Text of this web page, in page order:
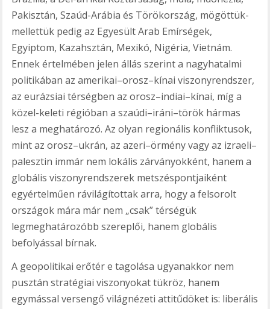
Pakisztán, Szaúd-Arábia és Törökország, mögöttük-
mellettük pedig az Egyesült Arab Emírségek,
Egyiptom, Kazahsztán, Mexikó, Nigéria, Vietnám.
Ennek értelmében jelen állás szerint a nagyhatalmi
politikában az amerikai–orosz–kínai viszonyrendszer,
az eurázsiai térségben az orosz–indiai–kínai, míg a
közel-keleti régióban a szaúdi–iráni–török hármas
lesz a meghatározó. Az olyan regionális konfliktusok,
mint az orosz–ukrán, az azeri–örmény vagy az izraeli–
palesztin immár nem lokális zárványokként, hanem a
globális viszonyrendszerek metszéspontjaiként
egyértelműen rávilágítottak arra, hogy a felsorolt
országok mára már nem „csak” térségük
legmeghatározóbb szereplői, hanem globális
befolyással bírnak.
A geopolitikai erőtér e tagolása ugyanakkor nem
pusztán stratégiai viszonyokat tükröz, hanem
egymással versengő világnézeti attitűdöket is: liberális